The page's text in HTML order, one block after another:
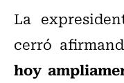
La
cerró
hoy